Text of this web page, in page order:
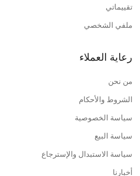
تقييماتي
ملفي الشخصي
رعاية العملاء
من نحن
الشروط والأحكام
سياسة الخصوصية
سياسة البيع
سياسة الاستبدال والإسترجاع
أخبارنا